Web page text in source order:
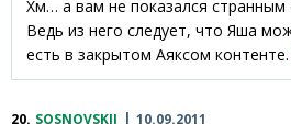
Хм… а вам не показался
Ведь из него следует, что Яша
есть в закрытом Аяксом контенте.
20. SOSNOVSKIJ 10.09.2011